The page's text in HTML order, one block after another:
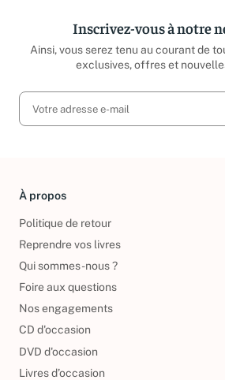
Inscrivez-vous à notre
Ainsi, vous serez tenu au courant de
exclusives, offres et
À propos
Politique de retour
Reprendre vos livres
Qui sommes-nous ?
Foire aux questions
Nos engagements
CD d'occasion
DVD d'occasion
Livres d’occasion